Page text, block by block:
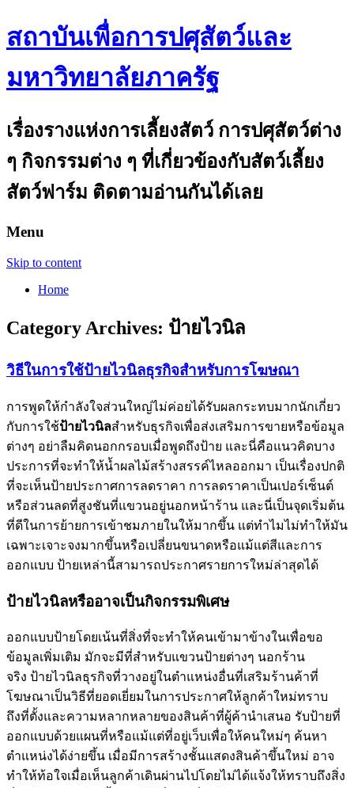
สถาบันเพื่อการปศุสัตว์และ
มหาวิทยาลัยภาครัฐ
เรื่องรางแห่งการเลี้ยงสัตว์ การปศุสัตว์ต่าง
ๆ กิจกรรมต่าง ๆ ที่เกี่ยวข้องกับสัตว์เลี้ยง
สัตว์ฟาร์ม ติดตามอ่านกันได้เลย
Menu
Skip to content
Home
Category Archives: ป้ายไวนิล
วิธีในการใช้ป้ายไวนิลธุรกิจสำหรับการโฆษณา
การพูดให้กำลังใจส่วนใหญ่ไม่ค่อยได้รับผลกระทบมากนักเกี่ยว
กับการใช้ป้ายไวนิลสำหรับธุรกิจเพื่อส่งเสริมการขายหรือข้อมูล
ต่างๆ อย่าลืมคิดนอกกรอบเมื่อพูดถึงป้าย และนี่คือแนวคิดบาง
ประการที่จะทำให้น้ำผลไม้สร้างสรรค์ไหลออกมา เป็นเรื่องปกติ
ที่จะเห็นป้ายประกาศการลดราคา การลดราคาเป็นเปอร์เซ็นต์
หรือส่วนลดที่สูงชันที่แขวนอยู่นอกหน้าร้าน และนี่เป็นจุดเริ่มต้น
ที่ดีในการย้ายการเข้าชมภายในให้มากขึ้น แต่ทำไมไม่ทำให้มัน
เฉพาะเจาะจงมากขึ้นหรือเปลี่ยนขนาดหรือแม้แต่สีและการ
ออกแบบ ป้ายเหล่านี้สามารถประกาศรายการใหม่ล่าสุดได้
ป้ายไวนิลหรืออาจเป็นกิจกรรมพิเศษ
ออกแบบป้ายโดยเน้นที่สิ่งที่จะทำให้คนเข้ามาข้างในเพื่อขอ
ข้อมูลเพิ่มเติม มักจะมีที่สำหรับแขวนป้ายต่างๆ นอกร้าน
จริง ป้ายไวนิลธุรกิจที่วางอยู่ในตำแหน่งอื่นที่เสริมร้านค้าที่
โฆษณาเป็นวิธีที่ยอดเยี่ยมในการประกาศให้ลูกค้าใหม่ทราบ
ถึงที่ตั้งและความหลากหลายของสินค้าที่ผู้ค้านำเสนอ รับป้ายที่
ออกแบบด้วยแผนที่หรือแม้แต่ที่อยู่เว็บเพื่อให้คนใหม่ๆ ค้นหา
ตำแหน่งได้ง่ายขึ้น เมื่อมีการสร้างชั้นแสดงสินค้าขึ้นใหม่ อาจ
ทำให้ท้อใจเมื่อเห็นลูกค้าเดินผ่านไปโดยไม่ได้แจ้งให้ทราบถึงสิ่ง